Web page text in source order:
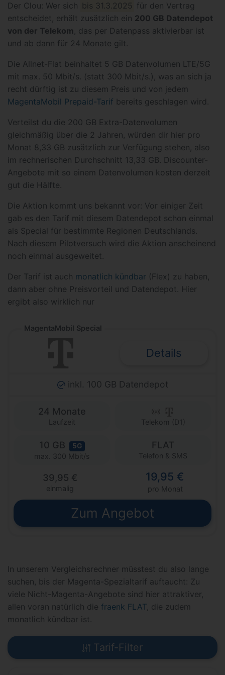
Der Clou: Wer sich bis 31.3.2025 für den Vertrag
entscheidet, erhält zusätzlich ein 200 GB Datendepot
von der Telekom , das per Datenpass aktivierbar ist
und ab dann für 24 Monate gilt.
Die Allnet-Flat beinhaltet 5 GB Datenvolumen LTE/5G
mit max. 50 Mbit/s. (statt 300 Mbit/s.), was an sich ja
recht dürftig ist zu diesem Preis und von jedem
MagentaMobil Prepaid-Tarif bereits geschlagen wird.
Verteilst du die 200 GB Extra-Datenvolumen
gleichmäßig über die 2 Jahren, würden dir hier pro
Monat 8,33 GB zusätzlich zur Verfügung stehen, also
im rechnerischen Durchschnitt 13,33 GB. Discounter-
Angebote mit so einem Datenvolumen kosten derzeit
gut die Hälfte.
Die Aktion kommt uns bekannt vor: Vor einiger Zeit
gab es den Tarif mit diesem Datendepot schon einmal
als Special für bestimmte Regionen Deutschlands.
Nach diesem Pilotversuch wird die Aktion anscheinend
noch einmal ausgeweitet.
Der Tarif ist auch monatlich kündbar (Flex) zu haben,
dann aber ohne Preisvorteil und Datendepot. Hier
ergibt also wirklich nur
MagentaMobil Special
Details
inkl. 100 GB Datendepot
24 Monate
Laufzeit Telekom (D1)
10 GB 5G
max. 300 Mbit/s
FLAT
Telefon & SMS
39,95 €
einmalig
19,95 €
pro Monat
Zum Angebot
In unserem Vergleichsrechner müsstest du also lange
suchen, bis der Magenta-Spezialtarif auftaucht: Zu
viele Nicht-Magenta-Angebote sind hier attraktiver,
allen voran natürlich die fraenk FLAT , die zudem
monatlich kündbar ist.
Tarif-Filter